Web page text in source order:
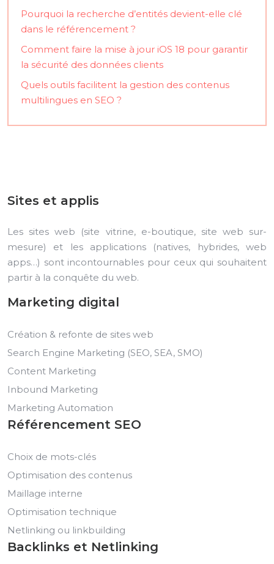
Pourquoi la recherche d’entités devient-elle clé
dans le référencement ?
Comment faire la mise à jour iOS 18 pour garantir
la sécurité des données clients
Quels outils facilitent la gestion des contenus
multilingues en SEO ?
Sites et applis
Les sites web (site vitrine, e-boutique, site web sur-
mesure) et les applications (natives, hybrides, web
apps…) sont incontournables pour ceux qui souhaitent
partir à la conquête du web.
Marketing digital
Création & refonte de sites web
Search Engine Marketing (SEO, SEA, SMO)
Content Marketing
Inbound Marketing
Marketing Automation
Référencement SEO
Choix de mots-clés
Optimisation des contenus
Maillage interne
Optimisation technique
Netlinking ou linkbuilding
Backlinks et Netlinking